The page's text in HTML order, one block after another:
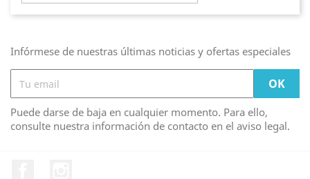
Infórmese de nuestras últimas noticias y ofertas especiales
Puede darse de baja en cualquier momento. Para ello,
consulte nuestra información de contacto en el aviso legal.